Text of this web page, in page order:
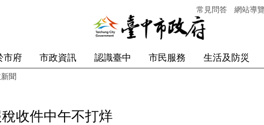
常見問答 網站導
市府 市政資訊 認識臺中 市民服務 生活及防災
聞
收件中午不打烊